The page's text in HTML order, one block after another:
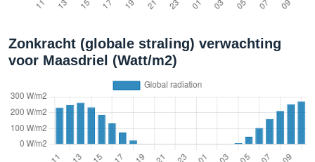
Zonkracht (globale straling) verwachting
voor Maasdriel (Watt/m2)